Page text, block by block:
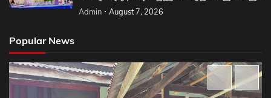
Admin August 7, 2026
Popular News